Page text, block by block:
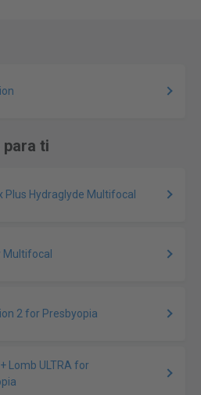
para ti
Plus Hydraglyde Multifocal
Multifocal
2 for Presbyopia
Lomb ULTRA for